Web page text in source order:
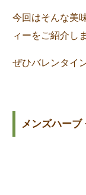
今回はそんな美
ィーをご紹介し
ぜひバレンタイ
メンズハーブ